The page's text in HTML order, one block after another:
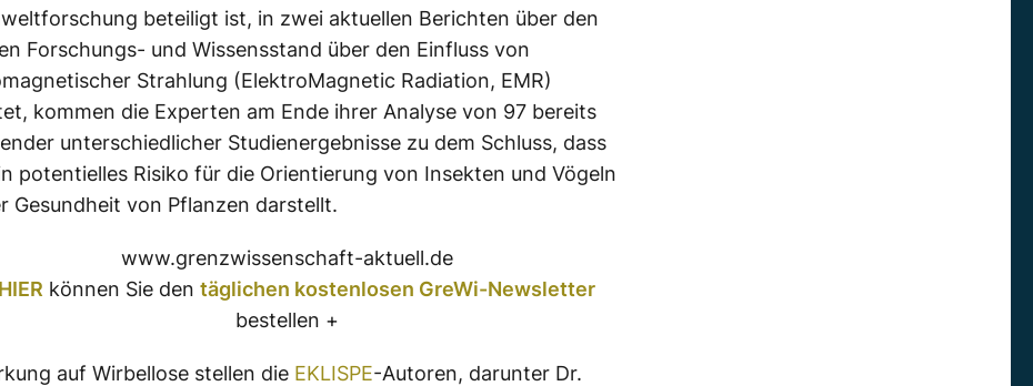
beteiligt ist, in zwei aktuellen Berichten über den
Forschungs- und Wissensstand über den Einfluss von
Strahlung (ElektroMagnetic Radiation, EMR)
kommen die Experten am Ende ihrer Analyse von 97 bereits
unterschiedlicher Studienergebnisse zu dem Schluss, dass
potentielles Risiko für die Orientierung von Insekten und Vögeln
Gesundheit von Pflanzen darstellt.
www.grenzwissenschaft-aktuell.de
HIER können Sie den täglichen kostenlosen GreWi-Newsletter
bestellen +
auf Wirbellose stellen die EKLISPE-Autoren, darunter Dr.